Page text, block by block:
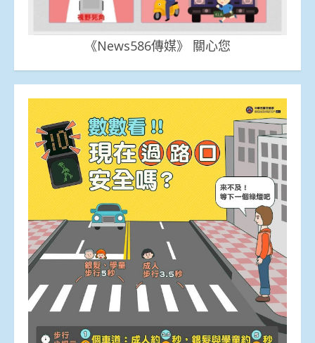
《News586傳媒》 關心您